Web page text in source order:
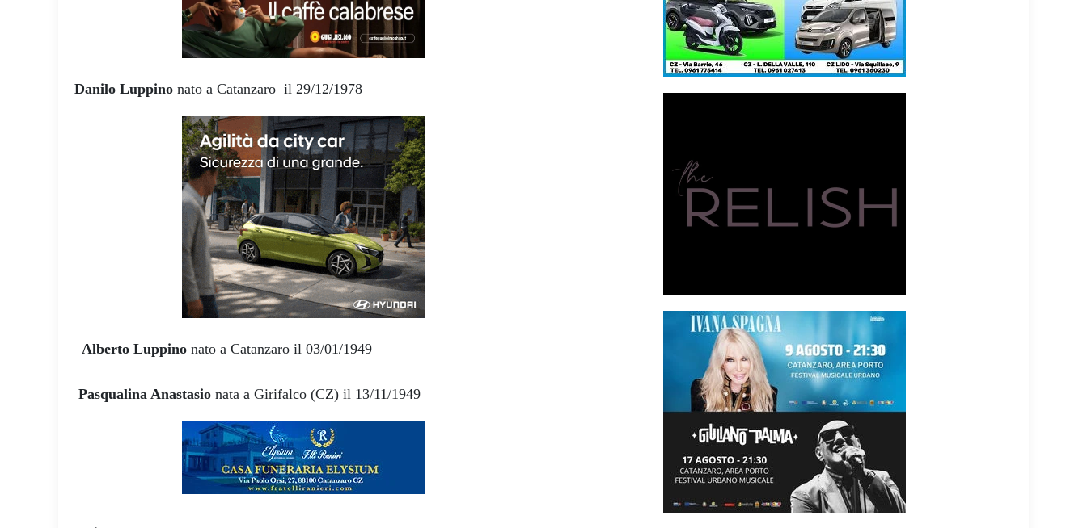
Danilo Luppino nato a Catanzaro il 29/12/1978
Alberto Luppino nato a Catanzaro il 03/01/1949
Pasqualina Anastasio nata a Girifalco (CZ) il 13/11/1949